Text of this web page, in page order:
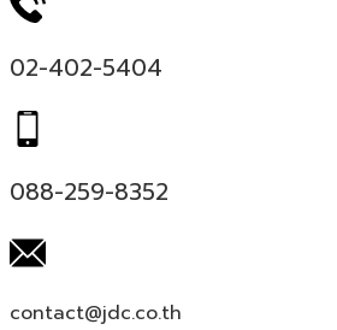
02-402-5404
088-259-8352
contact@jdc.co.th